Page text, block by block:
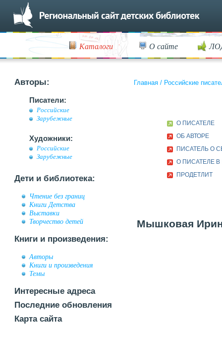
Каталоги О сайте
Авторы:
Писатели:
Российские
Зарубежные
Художники:
Российские
Зарубежные
Дети и библиотека:
Чтение без границ
Книги Детства
Выставки
Творчество детей
Книги и произведения:
Авторы
Книги и произведения
Темы
Интересные адреса
Последние обновления
Карта сайта
Главная / Российские
О ПИСАТЕЛЕ
ОБ АВТОРЕ
ПИСАТЕЛЬ О
О ПИСАТЕЛЕ
ПРОДЕТЛИТ
Мышковая